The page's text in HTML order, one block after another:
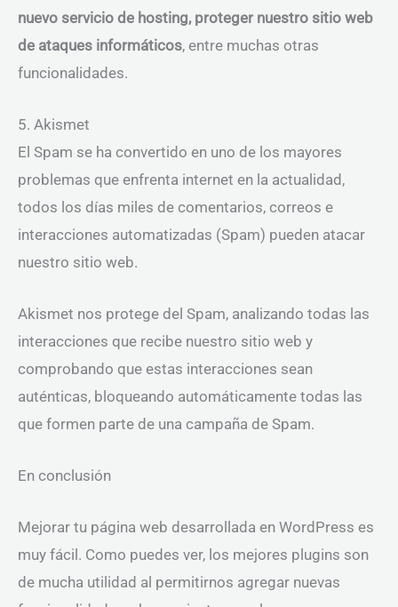
nuevo servicio de hosting, proteger nuestro sitio web
de ataques informáticos, entre muchas otras
funcionalidades.
5. Akismet
El Spam se ha convertido en uno de los mayores
problemas que enfrenta internet en la actualidad,
todos los días miles de comentarios, correos e
interacciones automatizadas (Spam) pueden atacar
nuestro sitio web.
Akismet nos protege del Spam, analizando todas las
interacciones que recibe nuestro sitio web y
comprobando que estas interacciones sean
auténticas, bloqueando automáticamente todas las
que formen parte de una campaña de Spam.
En conclusión
Mejorar tu página web desarrollada en WordPress es
muy fácil. Como puedes ver, los mejores plugins son
de mucha utilidad al permitirnos agregar nuevas